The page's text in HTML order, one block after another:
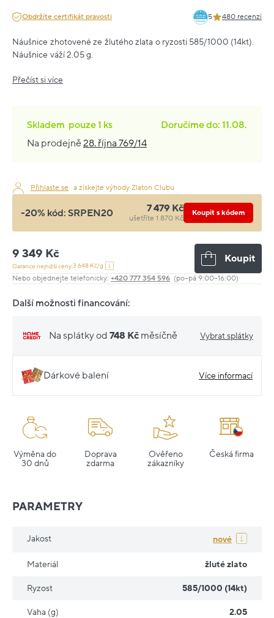
Obdržíte certifikát pravosti 5 480 recenzí
Náušnice zhotovené ze žlutého zlata o ryzosti 585/1000 (14kt).
Náušnice váží 2.05 g.
Přečíst si více
Skladem pouze1 ks
Doručíme do: 11.08.
Na prodejně28. října 769/14
Přihlaste se a získejte výhody Zlaton Clubu
-20% kód: SRPEN20 7 479 Kč
ušetříte 1 870 Kč
Koupit s kódem
9 349 Kč
Garance nejnižší ceny:3 648 Kč/g
Koupit
Nebo objednejte telefonicky: +420 777 354 596 (po–pá 9:00–16:00)
Další možnosti financování:
Na splátky od 748 Kč měsíčně Vybrat splátky
Dárkové balení Více informací
Výměna do
30 dnů
Doprava
zdarma
Ověřeno
zákazníky
Česká firma
PARAMETRY
Jakost nové
Materiál žluté zlato
Ryzost 585/1000 (14kt)
Vaha (g) 2.05